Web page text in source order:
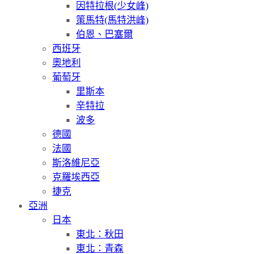
因特拉根(少女峰)
策馬特(馬特洪峰)
伯恩、巴塞爾
西班牙
奧地利
葡萄牙
里斯本
辛特拉
波多
德國
法國
斯洛維尼亞
克羅埃西亞
捷克
亞洲
日本
東北：秋田
東北：青森